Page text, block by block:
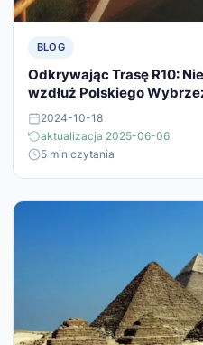
BLOG
Odkrywając Trasę R10:
wzdłuż Polskiego
2024-10-18
aktualizacja 2025-06-06
5 min czytania